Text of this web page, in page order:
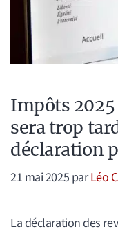
Impôts
sera trop
déclaration
21 mai 2025 parLéo
La déclaration des